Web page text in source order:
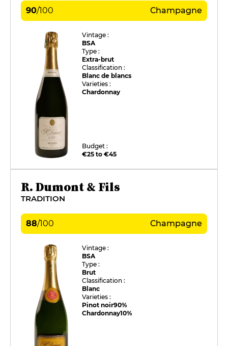
90/100 Champagne
Vintage :
BSA
Type :
Extra-brut
Classification :
Blanc de blancs
Varieties :
Chardonnay
Budget :
€25 to €45
R. Dumont & Fils
TRADITION
88/100 Champagne
Vintage :
BSA
Type :
Brut
Classification :
Blanc
Varieties :
Pinot noir90%
Chardonnay10%